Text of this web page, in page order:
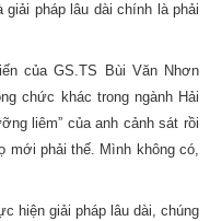
giải pháp lâu dài chính là phải
của GS.TS Bùi Văn Nhơn
chức khác trong ngành Hải
liêm” của anh cảnh sát rồi
mới phải thế. Mình không có,
hiện giải pháp lâu dài, chúng